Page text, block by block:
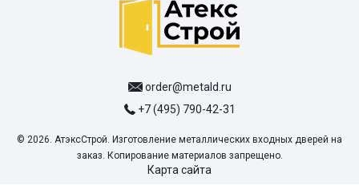
order@metald.ru
+7 (495) 790-42-31
© 2026. АтэксСтрой. Изготовление металлических входных дверей на
заказ. Копирование материалов запрещено.
Карта сайта